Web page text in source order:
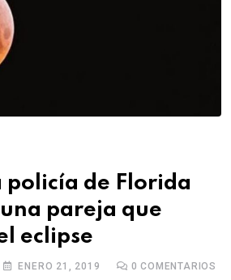
policía de Florida
pareja que
eclipse
ENERO 21, 2019 0 COMENTARIOS